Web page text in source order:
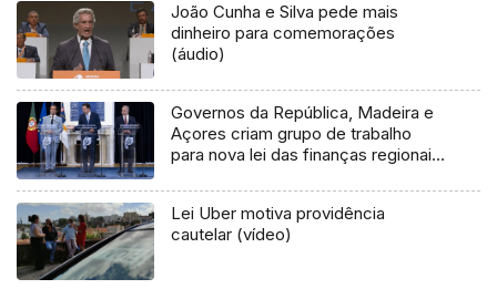
João Cunha e Silva pede mais
dinheiro para comemorações
(áudio)
Governos da República, Madeira e
Açores criam grupo de trabalho
para nova lei das finanças regionais
Lei Uber motiva providência
cautelar (vídeo)